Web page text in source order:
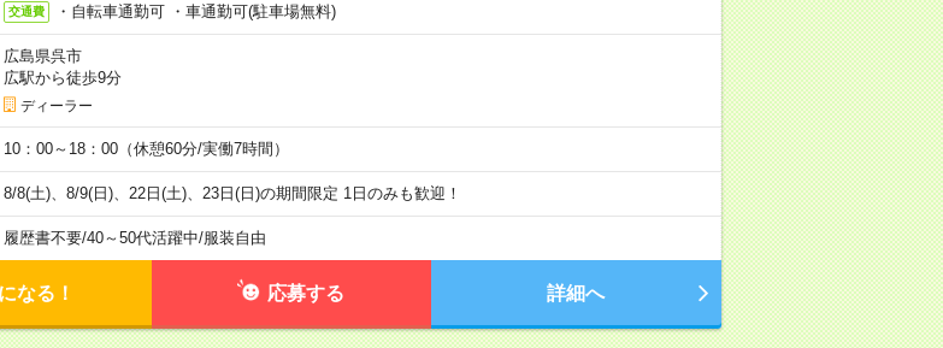
交通費 ・自転車通勤可 ・車通勤可(駐車場無料)
広島県呉市
広駅から徒歩9分
ディーラー
10：00～18：00（休憩60分/実働7時間）
8/8(土)、8/9(日)、22日(土)、23日(日)の期間限定 1日のみも歓迎！
履歴書不要/40～50代活躍中/服装自由
なる！ 応募する 詳細へ